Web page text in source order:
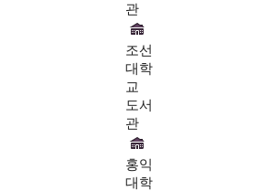
관
조선
대학
교
도서
관
홍익
대학